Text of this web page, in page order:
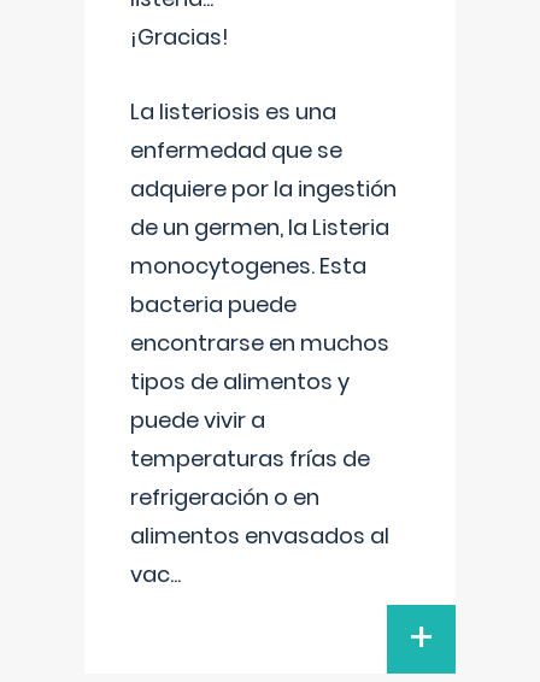
¡Gracias!
La listeriosis es una
enfermedad que se
adquiere por la ingestión
de un germen, la Listeria
monocytogenes. Esta
bacteria puede
encontrarse en muchos
tipos de alimentos y
puede vivir a
temperaturas frías de
refrigeración o en
alimentos envasados al
vac...
+